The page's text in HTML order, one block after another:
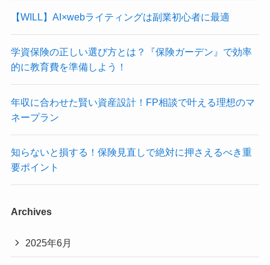
【WILL】AI×webライティングは副業初心者に最適
学資保険の正しい選び方とは？『保険ガーデン』で効率
的に教育費を準備しよう！
年収に合わせた賢い資産設計！FP相談で叶える理想のマ
ネープラン
知らないと損する！保険見直しで絶対に押さえるべき重
要ポイント
Archives
2025年6月